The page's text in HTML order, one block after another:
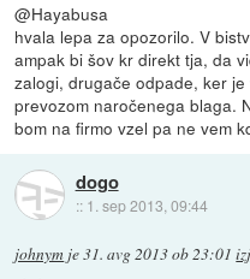
@Hayabusa
hvala lepa za opozorilo. V
ampak bi šov kr direkt tja, da
zalogi, drugače odpade, ker
prevozom naročenega blaga.
bom na firmo vzel pa ne vem
dogo
:: 1. sep 2013, 09:44
johnym je31. avg 2013 ob 23:01